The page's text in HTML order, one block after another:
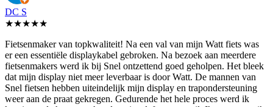
DC S
★★★★★
Fietsenmaker van topkwaliteit! Na een val van mijn Watt fiets was
er een essentiële displaykabel gebroken. Na bezoek aan meerdere
fietsenmakers werd ik bij Snel ontzettend goed geholpen. Het bleek
dat mijn display niet meer leverbaar is door Watt. De mannen van
Snel fietsen hebben uiteindelijk mijn display en trapondersteuning
weer aan de praat gekregen. Gedurende het hele proces werd ik